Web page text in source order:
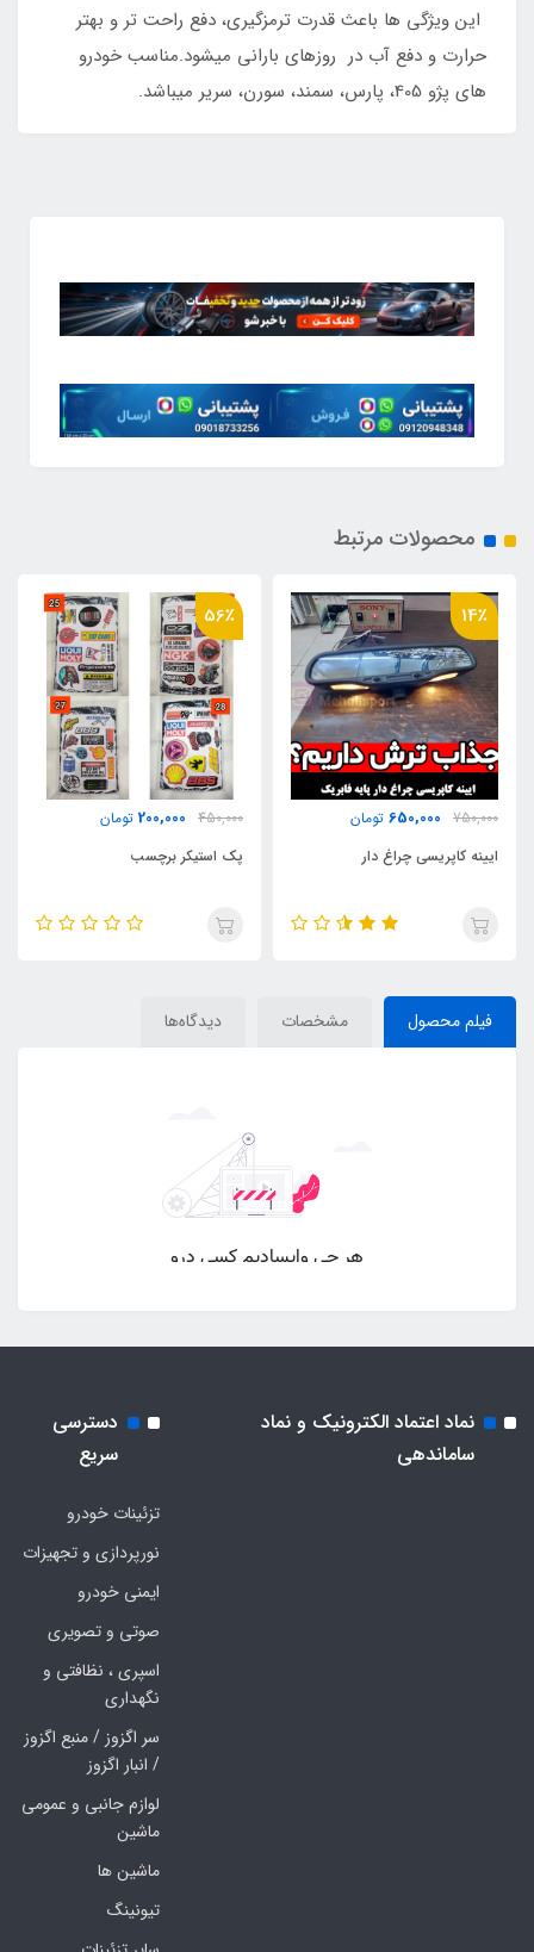
این ویژگی ها باعث قدرت ترمزگیری، دفع راحت تر و بهتر
حرارت و دفع آب در روزهای بارانی میشود.مناسب خودرو
های پژو 405، پارس، سمند، سورن، سریر میباشد.
محصولات مرتبط
14٪
750,000
650,000 تومان
ایینه کاپریسی چراغ دار
56٪
450,000
200,000 تومان
پک استیکر برچسب
فیلم محصول مشخصات دیدگاه‌ها
نماد اعتماد الکترونیک و نماد
ساماندهی
دسترسی
سریع
تزئینات خودرو
نورپردازی و تجهیزات
ایمنی خودرو
صوتی و تصویری
اسپری ، نظافتی و
نگهداری
سر اگزوز / منبع اگزوز
/ انبار اگزوز
لوازم جانبی و عمومی
ماشین
ماشین ها
تیونینگ